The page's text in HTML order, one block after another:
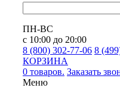
ПН-ВС
с 10:00 до 20:00
8 (800) 302-77-06 8
КОРЗИНА
0 товаров. Заказать
Меню